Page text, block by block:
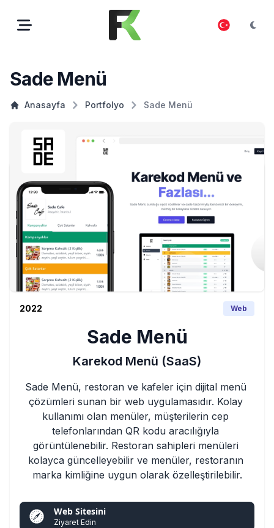
Sade Menü
Anasayfa Portfolyo Sade Menü
2022 Web
Sade Menü
Karekod Menü (SaaS)
Sade Menü, restoran ve kafeler için dijital menü
çözümleri sunan bir web uygulamasıdır. Kolay
kullanımı olan menüler, müşterilerin cep
telefonlarından QR kodu aracılığıyla
görüntülenebilir. Restoran sahipleri menüleri
kolayca güncelleyebilir ve menüler, restoranın
marka kimliğine uygun olarak özelleştirilebilir.
Web Sitesini
Ziyaret Edin